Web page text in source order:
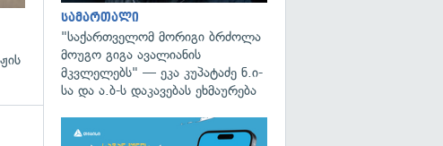
სამართალი
"საქართველომ მორიგი ბრძოლა
მოუგო გიგა ავალიანის
მკვლელებს" — ეკა კუპატაძე ნ.ი-
სა და ა.ბ-ს დაკავებას ეხმაურება